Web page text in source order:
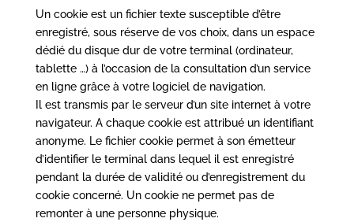
Un cookie est un fichier texte susceptible d’être
enregistré, sous réserve de vos choix, dans un espace
dédié du disque dur de votre terminal (ordinateur,
tablette …) à l’occasion de la consultation d’un service
en ligne grâce à votre logiciel de navigation.
Il est transmis par le serveur d’un site internet à votre
navigateur. A chaque cookie est attribué un identifiant
anonyme. Le fichier cookie permet à son émetteur
d’identifier le terminal dans lequel il est enregistré
pendant la durée de validité ou d’enregistrement du
cookie concerné. Un cookie ne permet pas de
remonter à une personne physique.